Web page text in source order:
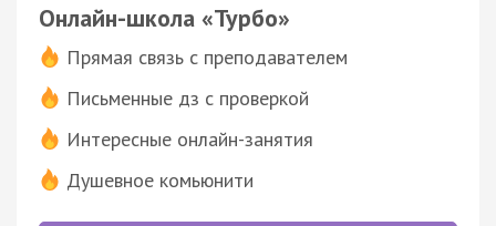
Онлайн-школа «Турбо»
Прямая связь с преподавателем
Письменные дз с проверкой
Интересные онлайн-занятия
Душевное комьюнити